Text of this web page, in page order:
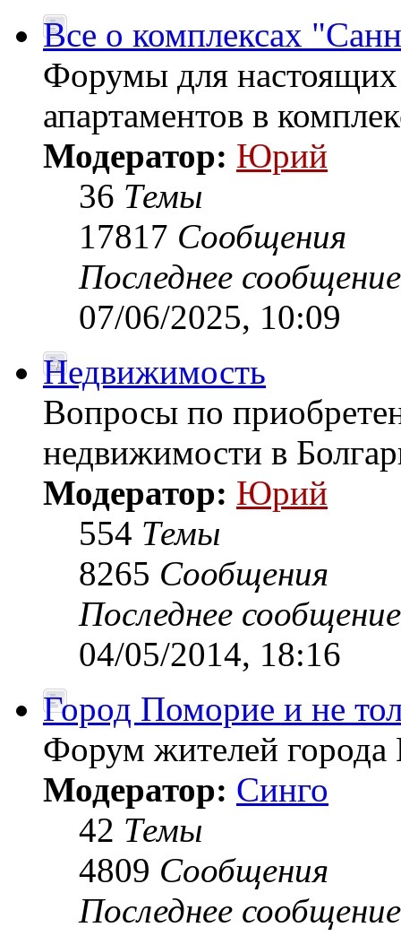
Все о комплексах
Форумы для
апартаментов в
Модератор: Юрий
36 Темы
17817 Сообщения
Последнее сообщение
07/06/2025, 10:09
Недвижимость
Вопросы по
недвижимости в
Модератор: Юрий
554 Темы
8265 Сообщения
Последнее сообщение
04/05/2014, 18:16
Город Поморие и не
Форум жителей города
Модератор: Синго
42 Темы
4809 Сообщения
Последнее сообщение